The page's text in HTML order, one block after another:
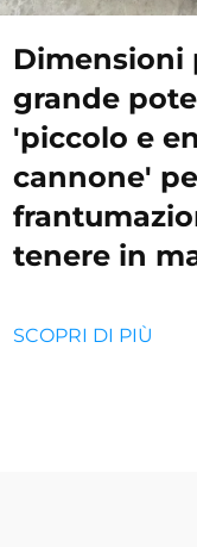
Dimensioni
grande
'piccolo e
cannone'
tenere in
SCOPRI DI PIÙ